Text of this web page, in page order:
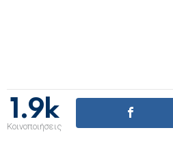
1.9k
Κοινοποιήσεις